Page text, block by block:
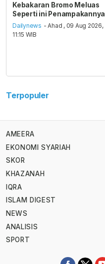
Kebakaran Bromo Meluas
Seperti ini Penampakannya
Dailynews - Ahad , 09 Aug 2026,
11:15 WIB
Terpopuler
AMEERA
EKONOMI SYARIAH
SKOR
KHAZANAH
IQRA
ISLAM DIGEST
NEWS
ANALISIS
SPORT